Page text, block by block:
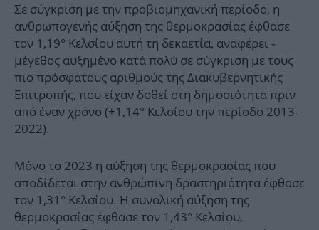
Σε σύγκριση με την προβιομηχανική περίοδο, η
ανθρωπογενής αύξηση της θερμοκρασίας έφθασε
τον 1,19° Κελσίου αυτή τη δεκαετία, αναφέρει -
μέγεθος αυξημένο κατά πολύ σε σύγκριση με τους
πιο πρόσφατους αριθμούς της Διακυβερνητικής
Επιτροπής, που είχαν δοθεί στη δημοσιότητα πριν
από έναν χρόνο (+1,14° Κελσίου την περίοδο 2013-
2022).
Μόνο το 2023 η αύξηση της θερμοκρασίας που
αποδίδεται στην ανθρώπινη δραστηριότητα έφθασε
τον 1,31° Κελσίου. Η συνολική αύξηση της
θερμοκρασίας έφθασε τον 1,43° Κελσίου,